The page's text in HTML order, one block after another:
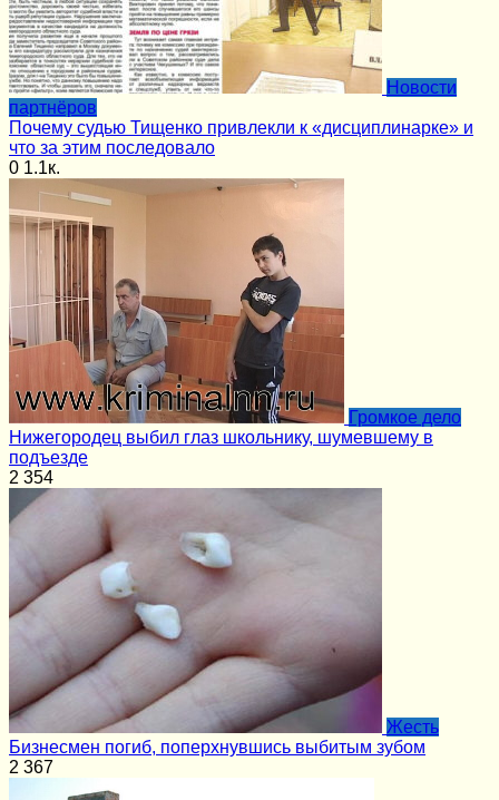
Новости
партнёров
Почему судью Тищенко привлекли к «дисциплинарке» и
что за этим последовало
0 1.1к.
Громкое дело
Нижегородец выбил глаз школьнику, шумевшему в
подъезде
2 354
Жесть
Бизнесмен погиб, поперхнувшись выбитым зубом
2 367